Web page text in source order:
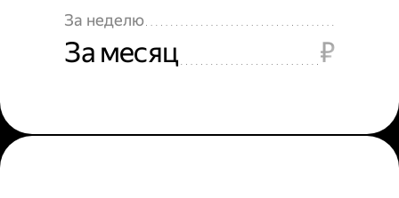
За неделю
За месяц ₽